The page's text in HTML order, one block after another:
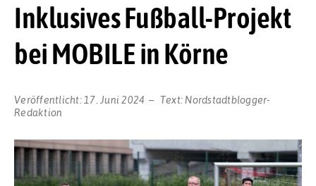
Inklusives Fußball-Projekt
bei MOBILE in Körne
Veröffentlicht: 17. Juni 2024 Text: Nordstadtblogger-
Redaktion